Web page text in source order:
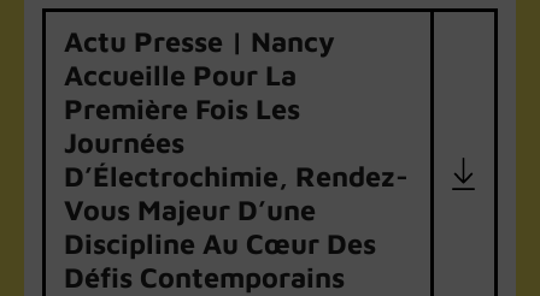
Actu Presse | Nancy
Accueille Pour La
Première Fois Les
Journées
D’Électrochimie, Rendez-
Vous Majeur D’une
Discipline Au Cœur Des
Défis Contemporains